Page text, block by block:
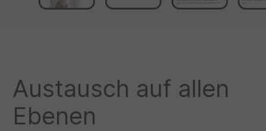
Austausch auf allen
Ebenen